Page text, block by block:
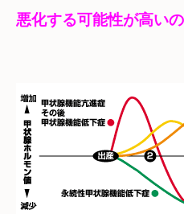
悪化する可能性が高い